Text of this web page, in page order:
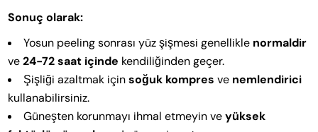
Sonuç olarak:
Yosun peeling sonrası yüz şişmesi genellikle normaldir
ve24-72 saat içinde kendiliğinden geçer.
Şişliği azaltmak içinsoğuk kompres ve nemlendirici
kullanabilirsiniz.
Güneşten korunmayı ihmal etmeyin veyüksek